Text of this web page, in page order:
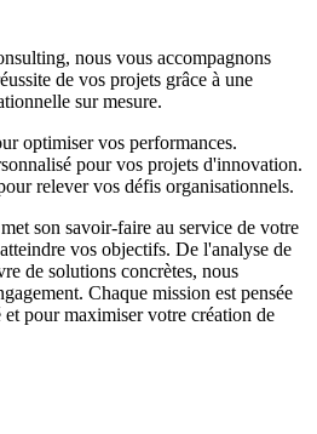
nous vous accompagnons
de vos projets grâce à une
sur mesure.
optimiser vos performances.
pour vos projets d'innovation.
relever vos défis organisationnels.
son savoir-faire au service de votre
vos objectifs. De l'analyse de
de solutions concrètes, nous
Chaque mission est pensée
et pour maximiser votre création de